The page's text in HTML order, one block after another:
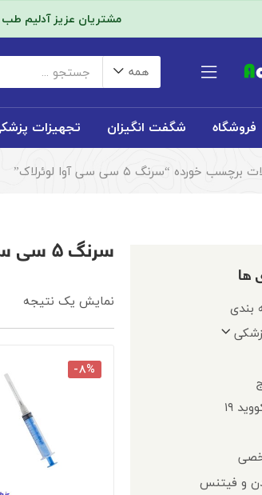
مشتریان عزیز آدلیم طب
همه
فروشگاه شگفت انگیزان تجهیزات
خورده “سرنگ ۵ سی سی آوا لوئرلاک”
ها
بندی
۱۹
و فیتنس
سرنگ ۵ سی سی آوا لوئرلاک
نمایش یک نتیجه
-۸%